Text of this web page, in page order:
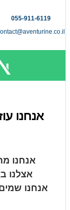
055-911-6119
contact@aventurine.co.il
אנחנו
אנחנו
אצלנו
אנחנו